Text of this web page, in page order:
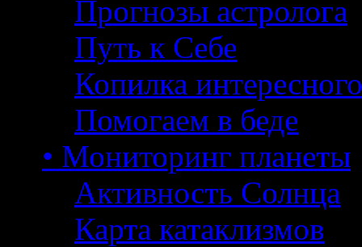
Прогнозы астролога
Путь к Себе
Копилка интересного
Помогаем в беде
• Мониторинг планеты
Активность Солнца
Карта катаклизмов